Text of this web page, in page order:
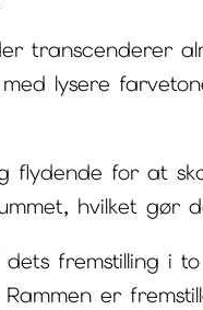
transcenderer
lysere
flydende for at
hvilket gør
fremstilling i
er